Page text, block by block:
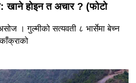
खाने होइन त अचार ? (फोटो
। गुल्मीको सत्यवती ८ भार्सेमा बेच्न